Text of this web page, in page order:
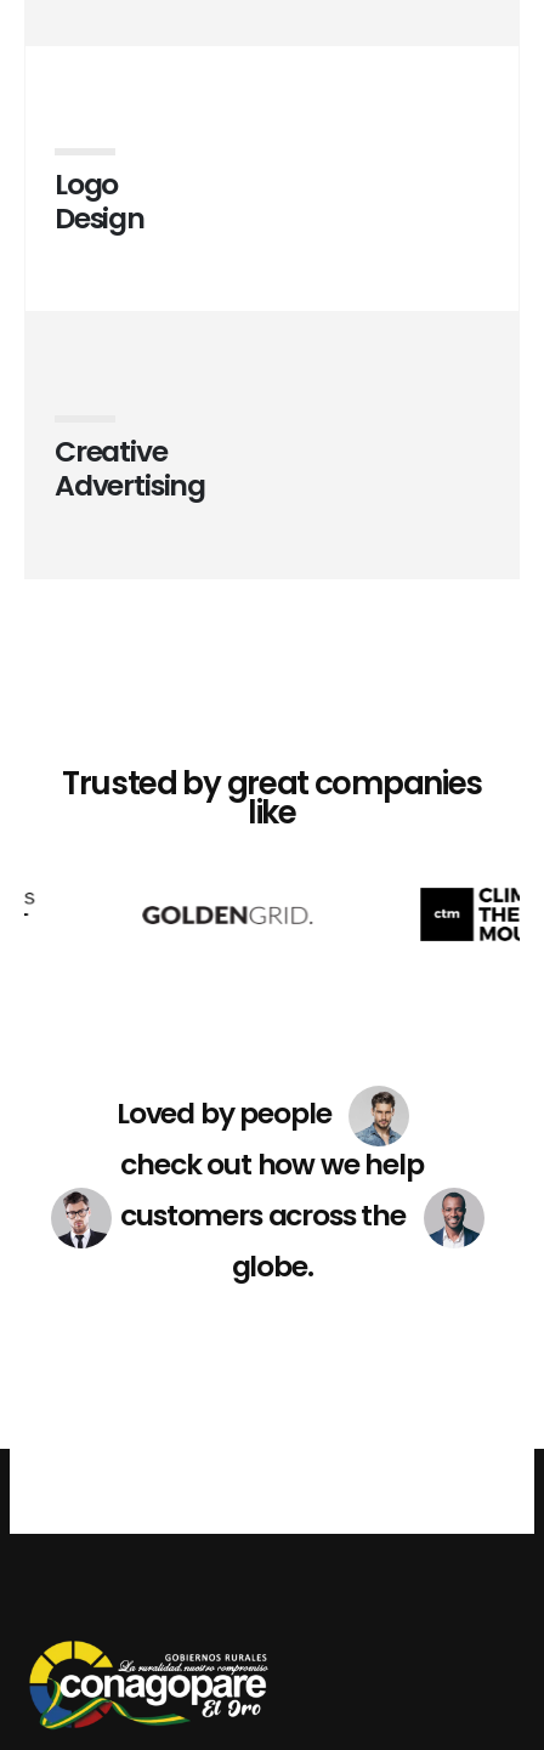
Logo
Design
Creative
Advertising
Trusted by great companies
like
Loved by people
check out how we help
customers across the
globe.